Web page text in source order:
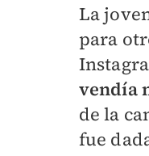
La
para
vendía
de la
fue